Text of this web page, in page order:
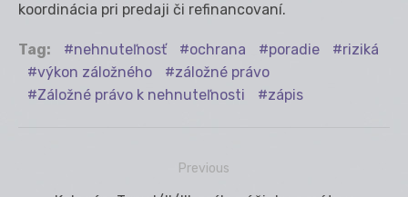
koordinácia pri predaji či refinancovaní.
Tag: nehnuteľnosť ochrana poradie
riziká
výkon záložného
záložné právo
Záložné právo k nehnuteľnosti
zápis
Previous